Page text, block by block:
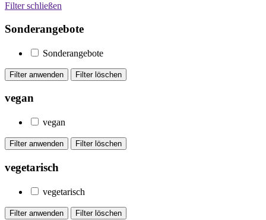
Filter schließen
Sonderangebote
Sonderangebote
vegan
vegan
vegetarisch
vegetarisch